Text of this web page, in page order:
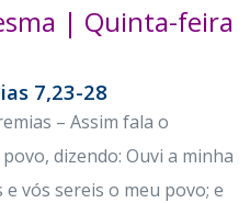
| Quinta-feira
7,23-28
– Assim fala o
dizendo: Ouvi a minha
vós sereis o meu povo; e